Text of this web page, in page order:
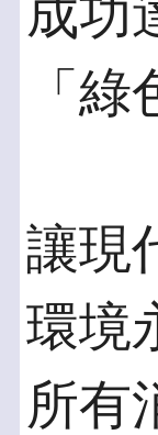
成功
「
讓現
環境
所有